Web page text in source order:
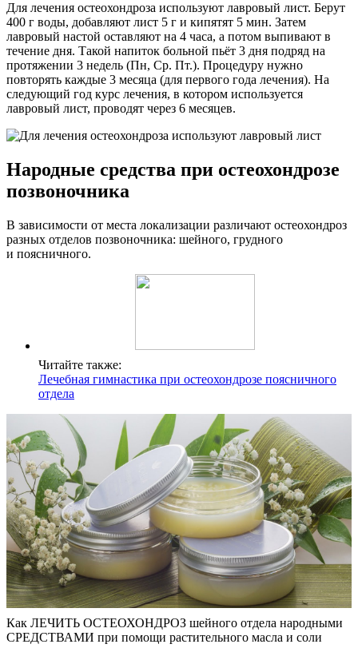
Для лечения остеохондроза используют лавровый лист. Берут
400 г воды, добавляют лист 5 г и кипятят 5 мин. Затем
лавровый настой оставляют на 4 часа, а потом выпивают в
течение дня. Такой напиток больной пьёт 3 дня подряд на
протяжении 3 недель (Пн, Ср. Пт.). Процедуру нужно
повторять каждые 3 месяца (для первого года лечения). На
следующий год курс лечения, в котором используется
лавровый лист, проводят через 6 месяцев.
Народные средства при остеохондрозе
позвоночника
В зависимости от места локализации различают остеохондроз
разных отделов позвоночника: шейного, грудного
и поясничного.
Читайте также:
Лечебная гимнастика при остеохондрозе поясничного
отдела
Как ЛЕЧИТЬ ОСТЕОХОНДРОЗ шейного отдела народными
СРЕДСТВАМИ при помощи растительного масла и соли